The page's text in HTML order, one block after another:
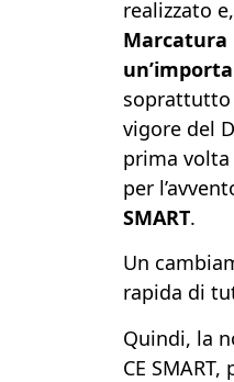
realizzato
Marcatura
soprattutto
vigore del
prima volta
per
SMART.
Un
rapida di
Quindi, la
CE